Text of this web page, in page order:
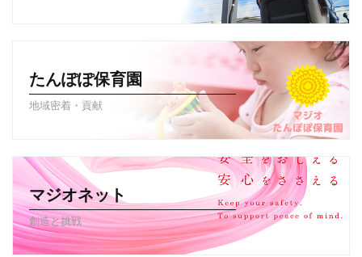
たんぽぽ保育園
地域密着・貢献
マジオネット
創造と挑戦